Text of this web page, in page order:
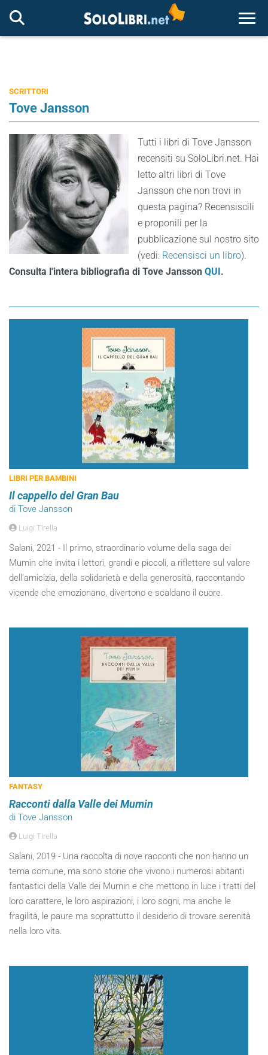
SCRITTORI
Tove Jansson
Tutti i libri di Tove Jansson
recensiti su SoloLibri.net. Hai
letto altri libri di Tove
Jansson che non trovi in
questa pagina? Recensiscili
e proponili per la
pubblicazione sul nostro sito
(vedi: Recensisci un libro).
Consulta l'intera bibliografia di Tove Jansson QUI.
LIBRI PER BAMBINI
Il cappello del Gran Bau
di Tove Jansson
Luigi Tirella
Salani, 2021 - Il primo, straordinario volume della saga dei
Mumin che invita i lettori, grandi e piccoli, a riflettere sul valore
dell’amicizia, della solidarietà e della generosità, raccontando
vicende che emozionano, divertono e scaldano il cuore.
FANTASY
Racconti dalla Valle dei Mumin
di Tove Jansson
Luigi Tirella
Salani, 2019 - Una raccolta di nove racconti che non hanno un
tema comune, ma sono storie che vivono i numerosi abitanti
fantastici della Valle dei Mumin e che mettono in luce i tratti del
loro carattere, le loro aspirazioni, i loro sogni, ma anche le
fragilità, le paure ma soprattutto il desiderio di trovare serenità
nella loro vita.